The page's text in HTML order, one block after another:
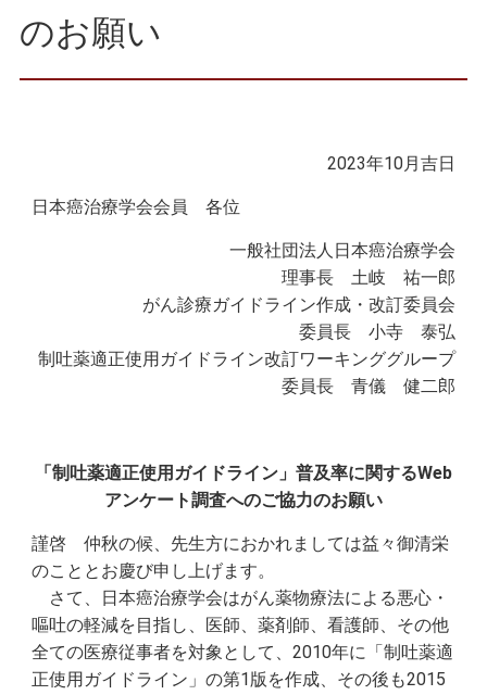
のお願い
2023年10月吉日
日本癌治療学会会員 各位
一般社団法人日本癌治療学会
理事長 土岐 祐一郎
がん診療ガイドライン作成・改訂委員会
委員長 小寺 泰弘
制吐薬適正使用ガイドライン改訂ワーキンググループ
委員長 青儀 健二郎
「制吐薬適正使用ガイドライン」普及率に関するWeb
アンケート調査へのご協力のお願い
謹啓 仲秋の候、先生方におかれましては益々御清栄
のこととお慶び申し上げます。
さて、日本癌治療学会はがん薬物療法による悪心・
嘔吐の軽減を目指し、医師、薬剤師、看護師、その他
全ての医療従事者を対象として、2010年に「制吐薬適
正使用ガイドライン」の第1版を作成、その後も2015